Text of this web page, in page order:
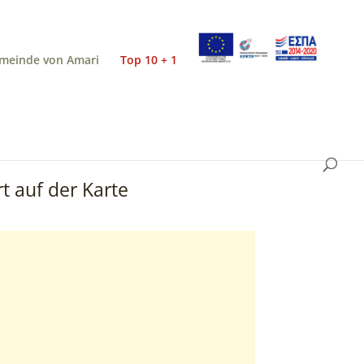
von Amari Top 10 + 1
auf der Karte